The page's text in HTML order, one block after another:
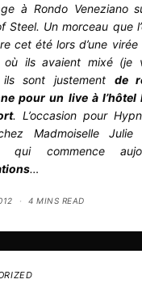
à Rondo Veneziano
Steel. Un morceau que
cet été lors d’une
où ils avaient mixé (je
ils sont justement de
pour un live à l’hôtel
. L’occasion pour
Madmoiselle
qui commence
…
4 MINS READ